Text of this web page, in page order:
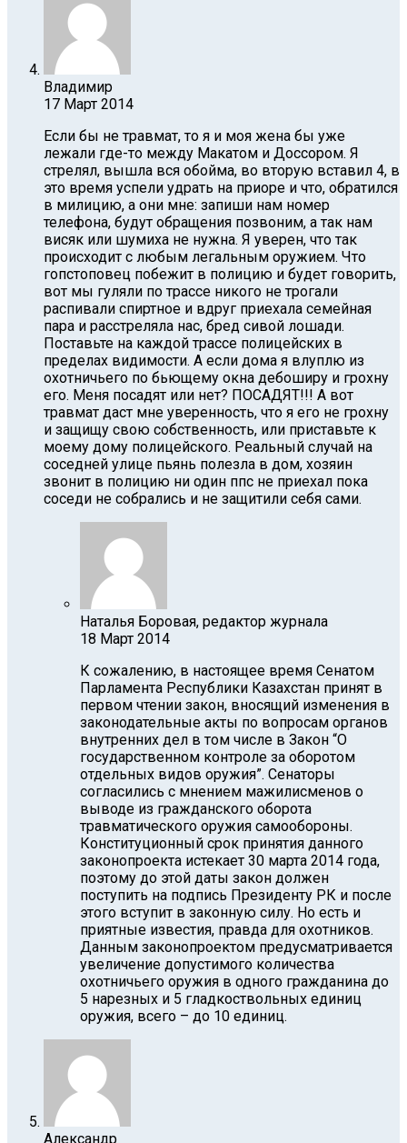
Владимир
17 Март 2014
Если бы не травмат, то я и моя жена бы уже
лежали где-то между Макатом и Доссором. Я
стрелял, вышла вся обойма, во вторую вставил 4, в
это время успели удрать на приоре и что, обратился
в милицию, а они мне: запиши нам номер
телефона, будут обращения позвоним, а так нам
висяк или шумиха не нужна. Я уверен, что так
происходит с любым легальным оружием. Что
гопстоповец побежит в полицию и будет говорить,
вот мы гуляли по трассе никого не трогали
распивали спиртное и вдруг приехала семейная
пара и расстреляла нас, бред сивой лошади.
Поставьте на каждой трассе полицейских в
пределах видимости. А если дома я влуплю из
охотничьего по бьющему окна дебоширу и грохну
его. Меня посадят или нет? ПОСАДЯТ!!! А вот
травмат даст мне уверенность, что я его не грохну
и защищу свою собственность, или приставьте к
моему дому полицейского. Реальный случай на
соседней улице пьянь полезла в дом, хозяин
звонит в полицию ни один ппс не приехал пока
соседи не собрались и не защитили себя сами.
Наталья Боровая, редактор журнала
18 Март 2014
К сожалению, в настоящее время Сенатом
Парламента Республики Казахстан принят в
первом чтении закон, вносящий изменения в
законодательные акты по вопросам органов
внутренних дел в том числе в Закон “О
государственном контроле за оборотом
отдельных видов оружия”. Сенаторы
согласились с мнением мажилисменов о
выводе из гражданского оборота
травматического оружия самообороны.
Конституционный срок принятия данного
законопроекта истекает 30 марта 2014 года,
поэтому до этой даты закон должен
поступить на подпись Президенту РК и после
этого вступит в законную силу. Но есть и
приятные известия, правда для охотников.
Данным законопроектом предусматривается
увеличение допустимого количества
охотничьего оружия в одного гражданина до
5 нарезных и 5 гладкоствольных единиц
оружия, всего – до 10 единиц.
Александр